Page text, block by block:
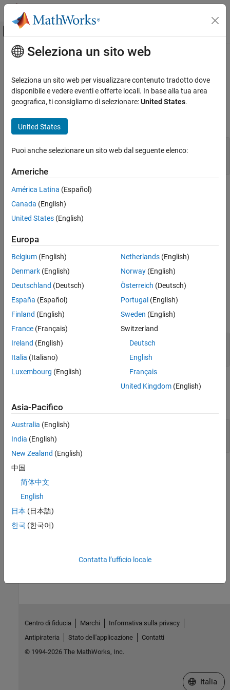
Vai al contenuto
Attiva/disattiva menu di navigazione
Pagina iniziale della documentazione
External Language Interfaces
Fortran with MATLAB
Create or Delete Fortran Array
mxMakeArrayComplex (Fortran)
Fortran Syntax
Description
Output Arguments
Version History
Contenuto principale
mxMakeArrayComplex (Fortran)
Convert realmxArrayto complex, preserving real data
Fortran Syntax
#include "fintrf.h"
Description
mxArray. The real part of the updated array contains the real data
Ifpais empty, then the function returns a complex empty
Ifpais complex, then the function does nothing.
Input Arguments
expand all
pa— MATLAB array
expand all
status— Function status
integer*4
Version History
Introduced in R2018b
See Also
mxMakeArrayReal
Seleziona un sito web
Seleziona un sito web per visualizzare contenuto tradotto dove
disponibile e vedere eventi e offerte locali. In base alla tua area
geografica, ti consigliamo di selezionare:United States.
United States
Puoi anche selezionare un sito web dal seguente elenco:
Americhe
América Latina (Español)
Canada (English)
United States (English)
Europa
Belgium (English)
Denmark (English)
Deutschland (Deutsch)
España (Español)
Finland (English)
France (Français)
Ireland (English)
Italia (Italiano)
Luxembourg (English)
Netherlands(English)
Norway(English)
Österreich (Deutsch)
Portugal (English)
Sweden (English)
Switzerland
Deutsch
English
Français
United Kingdom(English)
Asia-Pacifico
Australia (English)
India (English)
New Zealand (English)
中国
简体中文
English
日本 (日本語)
한국 (한국어)
Contatta l’ufficio locale
Centro di fiducia Marchi
Informativa sulla privacy
Antipirateria
Stato dell'applicazione
Contatti
© 1994-2026 The MathWorks, Inc.
Seleziona
Italia